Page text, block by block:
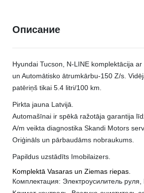
Описание
Hyundai Tucson, N-LINE komplektācija
un Automātisko ātrumkārbu-150 Z/s.
patēriņš tikai 5.4 litri/100 km.
Pirkta jauna Latvijā.
Automašīnai ir spēkā ražotāja garantija
A/m veikta diagnostika Skandi Motors
Oriģināls un pārbaudāms nobraukums.
Papildus uzstādīts Imobilaizers.
Komplektā Vasaras un Ziemas riepas.
Комплектация: Электроусилитель руля,